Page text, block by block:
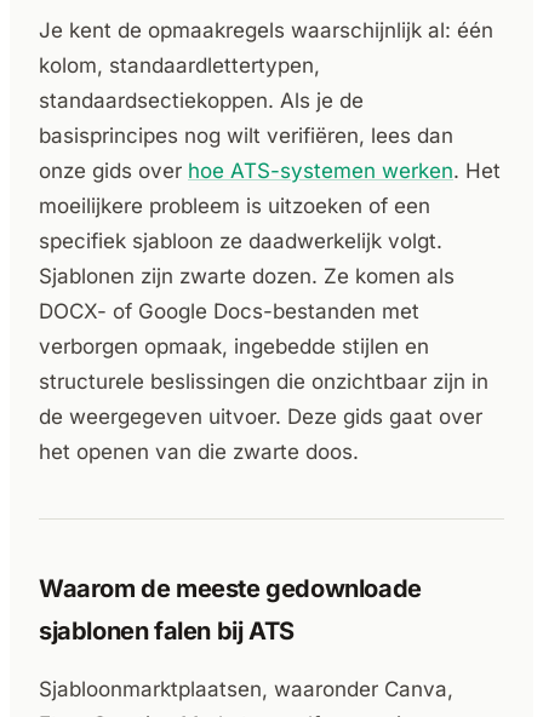
Je kent de opmaakregels waarschijnlijk al: één
kolom, standaardlettertypen,
standaardsectiekoppen. Als je de
basisprincipes nog wilt verifiëren, lees dan
onze gids over hoe ATS-systemen werken. Het
moeilijkere probleem is uitzoeken of een
specifiek sjabloon ze daadwerkelijk volgt.
Sjablonen zijn zwarte dozen. Ze komen als
DOCX- of Google Docs-bestanden met
verborgen opmaak, ingebedde stijlen en
structurele beslissingen die onzichtbaar zijn in
de weergegeven uitvoer. Deze gids gaat over
het openen van die zwarte doos.
Waarom de meeste gedownloade
sjablonen falen bij ATS
Sjabloonmarktplaatsen, waaronder Canva,